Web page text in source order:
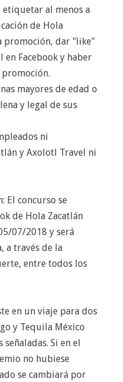
etiquetar al menos a
de Hola
promoción, dar "like"
Facebook y haber
mayores de edad o
y legal de sus
ni
y Axolotl Travel ni
El concurso se
de Hola Zacatlán
07/2018 y será
a través de la
entre todos los
en un viaje para dos
y Tequila México
Si en el
no hubiese
se cambiará por